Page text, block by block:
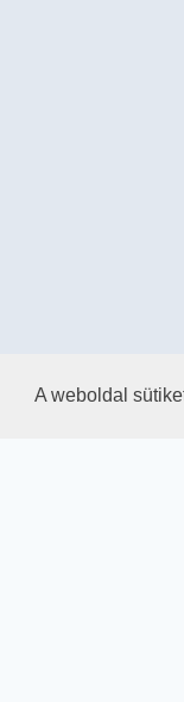
A weboldal